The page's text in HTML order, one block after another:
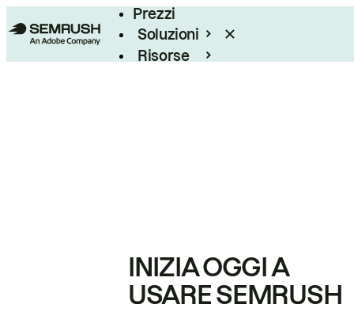
Prezzi
Soluzioni
Risorse
INIZIA OGGI A
USARE SEMRUSH